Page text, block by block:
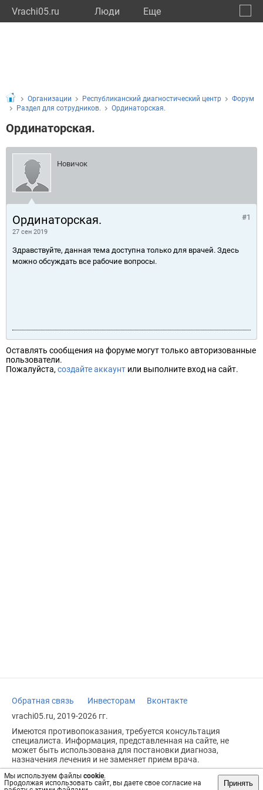
Vrachi05.ru Люди Eще
Мы используем файлы cookie.
Продолжая использовать сайт, вы даете свое согласие на
Принять
Организации Республиканский диагностический центр
Форум
Раздел для сотрудников.
Ординаторская.
Ординаторская.
Новичок
Ординаторская.
27 сен 2019
#1
Здравствуйте, данная тема доступна только для врачей. Здесь
можно обсуждать все рабочие вопросы.
Оставлять сообщения на форуме могут только авторизованные
пользователи.
Пожалуйста, создайте аккаунт или выполните вход на сайт.
Обратная связь Инвесторам
Вконтакте
vrachi05.ru, 2019-2026 гг.
Имеются противопоказания, требуется консультация
специалиста. Информация, представленная на сайте, не
может быть использована для постановки диагноза,
назначения лечения и не заменяет прием врача.
Возрастное ограничение: 18+